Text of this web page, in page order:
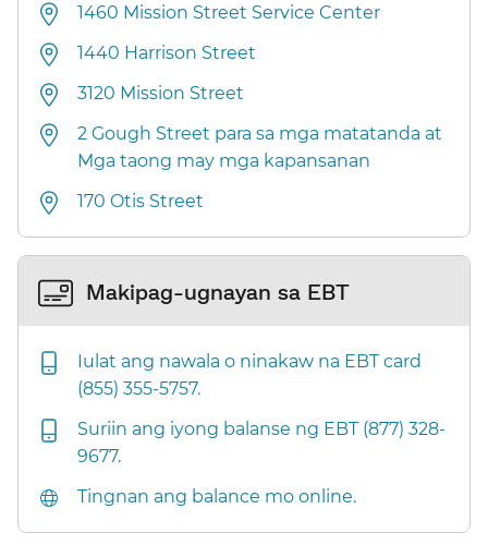
1460 Mission Street Service Center​​
1440 Harrison Street​​
3120 Mission Street​​
2 Gough Street para sa mga matatanda at
Mga taong may mga kapansanan​​
170 Otis Street​​
Makipag-ugnayan sa EBT​​
Iulat ang nawala o ninakaw na EBT card
(855) 355-5757.​​
Suriin ang iyong balanse ng EBT (877) 328-
9677.​​
Tingnan ang balance mo online.​​